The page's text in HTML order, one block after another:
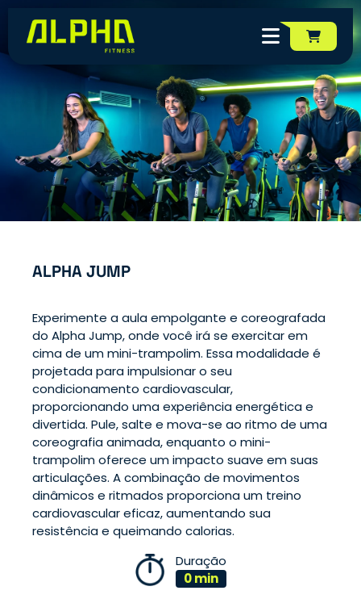
MODALIDADES
ALPHA JUMP
Experimente a aula empolgante e coreografada
do Alpha Jump, onde você irá se exercitar em
cima de um mini-trampolim. Essa modalidade é
projetada para impulsionar o seu
condicionamento cardiovascular,
proporcionando uma experiência energética e
divertida. Pule, salte e mova-se ao ritmo de uma
coreografia animada, enquanto o mini-
trampolim oferece um impacto suave em suas
articulações. A combinação de movimentos
dinâmicos e ritmados proporciona um treino
cardiovascular eficaz, aumentando sua
resistência e queimando calorias.
Duração
0 min